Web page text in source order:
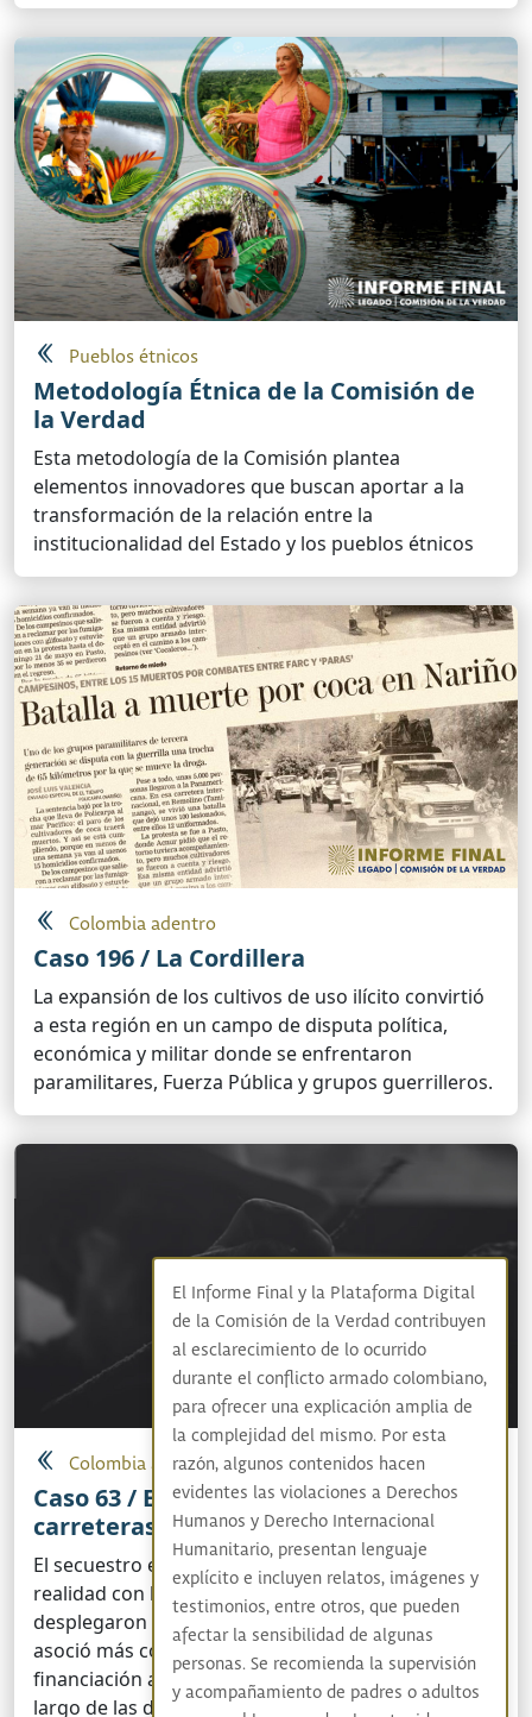
Pueblos étnicos
Metodología Étnica de la Comisión de
la Verdad
Esta metodología de la Comisión plantea
elementos innovadores que buscan aportar a la
transformación de la relación entre la
institucionalidad del Estado y los pueblos étnicos
Colombia adentro
Caso 196 / La Cordillera
La expansión de los cultivos de uso ilícito convirtió
a esta región en un campo de disputa política,
económica y militar donde se enfrentaron
paramilitares, Fuerza Pública y grupos guerrilleros.
Colombia adentro
Caso 63 / El secuestro en el Cesar: entre
carreteras y cercas
El secuestro en el Caribe colombiano cobra
realidad con las primeras insurgencias que se
desplegaron en su territorio. Desde sus inicios se
asoció más como mecanismo que aseguraba
financiación a la guerra que libraban; aunque a lo
largo de las décadas...
El Informe Final y la Plataforma Digital
de la Comisión de la Verdad contribuyen
al esclarecimiento de lo ocurrido
durante el conflicto armado colombiano,
para ofrecer una explicación amplia de
la complejidad del mismo. Por esta
razón, algunos contenidos hacen
evidentes las violaciones a Derechos
Humanos y Derecho Internacional
Humanitario, presentan lenguaje
explícito e incluyen relatos, imágenes y
testimonios, entre otros, que pueden
afectar la sensibilidad de algunas
personas. Se recomienda la supervisión
y acompañamiento de padres o adultos